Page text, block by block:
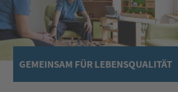
GEMEINSAM FÜR LEBENSQUALITÄT